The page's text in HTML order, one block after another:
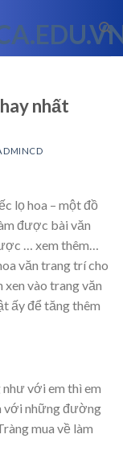
nhất
lọ hoa – một đồ
được bài văn
… xem thêm…
văn trang trí cho
vào trang văn
ấy để tăng thêm
với em thì em
với những đường
mua về làm